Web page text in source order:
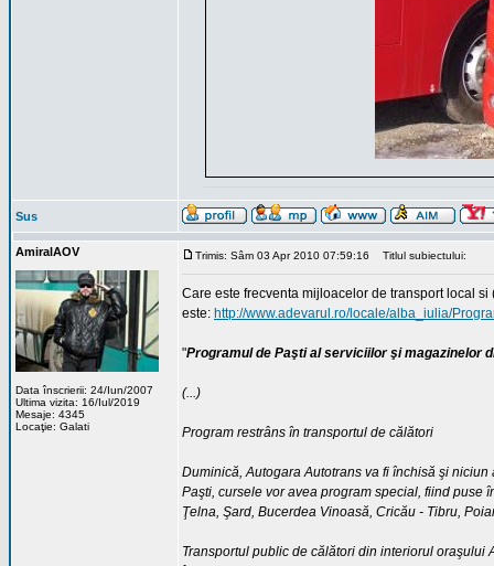
Sus
AmiralAOV
Data înscrierii: 24/Iun/2007
Ultima vizita: 16/Iul/2019
Mesaje: 4345
Locaţie: Galati
Trimis: Sâm 03 Apr 2010 07:59:16 Titlul subiectului:
Care este frecventa mijloacelor de transport local
este: http://www.adevarul.ro/locale/alba_iulia/
"Programul de Paşti al serviciilor şi magazinelor
(...)
Program restrâns în transportul de călători
Duminică, Autogara Autotrans va fi închisă şi
Paşti, cursele vor avea program special, fiind puse
Ţelna, Şard, Bucerdea Vinoasă, Cricău - Tibru,
Transportul public de călători din interiorul oraşului